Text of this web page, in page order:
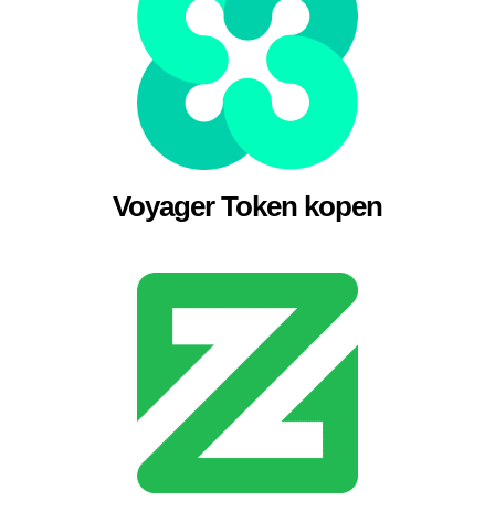
Voyager Token kopen